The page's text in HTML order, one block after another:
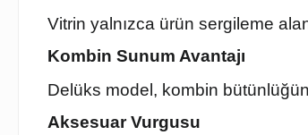
Vitrin yalnızca ürün sergileme
Kombin Sunum Avantajı
Delüks model, kombin
Aksesuar Vurgusu